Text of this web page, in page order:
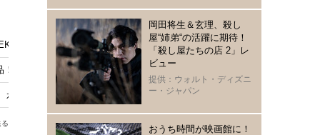
2026」本日から！ 人気映画全29作品を上映
屋外上映イベント「SHIBUYA STREAM THEATER WEEK 2026」4月28
瀬廉×吉川愛の映画『鬼の花嫁』など3選
岡田将生＆玄理、殺し
屋“姉弟“の活躍に期待！
「殺し屋たちの店 2」レ
ビュー
提供：ウォルト・ディズニ
ー・ジャパン
おうち時間が映画館に！